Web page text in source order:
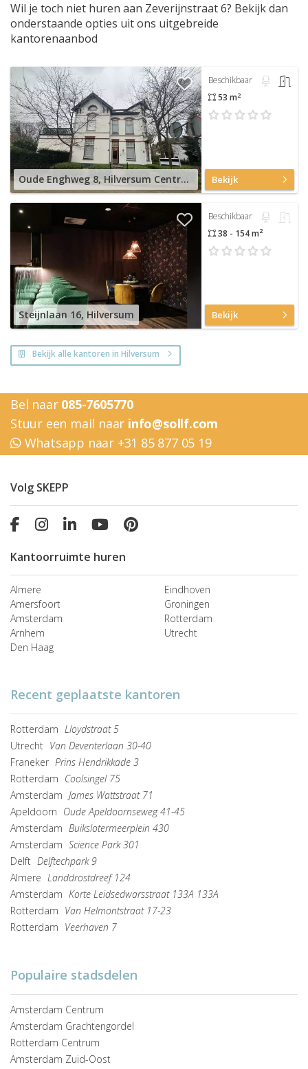
Wil je toch niet huren aan Zeverijnstraat 6? Bekijk dan
onderstaande opties uit ons uitgebreide
kantorenaanbod
Oude Enghweg 8, Hilversum Centrum
Beschikbaar
53 m2
Bekijk
Steijnlaan 16, Hilversum
Beschikbaar
38 - 154 m2
Bekijk
Bekijk alle kantoren in Hilversum
Bel naar 085-7605770
Stuur een mail naar info@sollf.com
Whatsapp naar +31 85 877 05 19
Volg SKEPP
Kantoorruimte huren
Almere
Amersfoort
Amsterdam
Arnhem
Den Haag
Eindhoven
Groningen
Rotterdam
Utrecht
Recent geplaatste kantoren
Rotterdam Lloydstraat 5
Utrecht Van Deventerlaan 30-40
Franeker Prins Hendrikkade 3
Rotterdam Coolsingel 75
Amsterdam James Wattstraat 71
Apeldoorn Oude Apeldoornseweg 41-45
Amsterdam Buikslotermeerplein 430
Amsterdam Science Park 301
Delft Delftechpark 9
Almere Landdrostdreef 124
Amsterdam Korte Leidsedwarsstraat 133A 133A
Rotterdam Van Helmontstraat 17-23
Rotterdam Veerhaven 7
Populaire stadsdelen
Amsterdam Centrum
Amsterdam Grachtengordel
Rotterdam Centrum
Amsterdam Zuid-Oost